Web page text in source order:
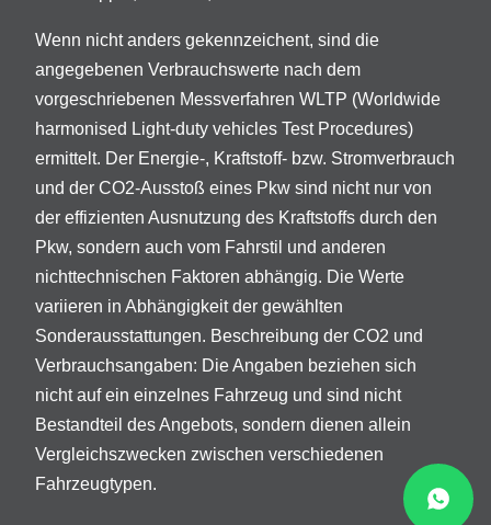
Wenn nicht anders gekennzeichent, sind die
angegebenen Verbrauchswerte nach dem
vorgeschriebenen Messverfahren WLTP (Worldwide
harmonised Light-duty vehicles Test Procedures)
ermittelt. Der Energie-, Kraftstoff- bzw. Stromverbrauch
und der CO2-Ausstoß eines Pkw sind nicht nur von
der effizienten Ausnutzung des Kraftstoffs durch den
Pkw, sondern auch vom Fahrstil und anderen
nichttechnischen Faktoren abhängig. Die Werte
variieren in Abhängigkeit der gewählten
Sonderausstattungen. Beschreibung der CO2 und
Verbrauchsangaben: Die Angaben beziehen sich
nicht auf ein einzelnes Fahrzeug und sind nicht
Bestandteil des Angebots, sondern dienen allein
Vergleichszwecken zwischen verschiedenen
Fahrzeugtypen.